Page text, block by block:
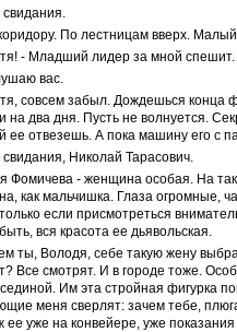
По лестницам вверх.
- Младший лидер за мной спешит.
вас.
совсем забыл. Дождешься конца
на два дня. Пусть не волнуется.
ее отвезешь. А пока машину его с
Николай Тарасович.
Фомичева - женщина особая. На
как мальчишка. Глаза огромные,
если присмотреться
вся красота ее дьявольская.
ты, Володя, себе такую жену
Все смотрят. И в городе тоже.
Им эта стройная фигурка
меня сверлят: зачем тебе,
ее уже на конвейере, уже